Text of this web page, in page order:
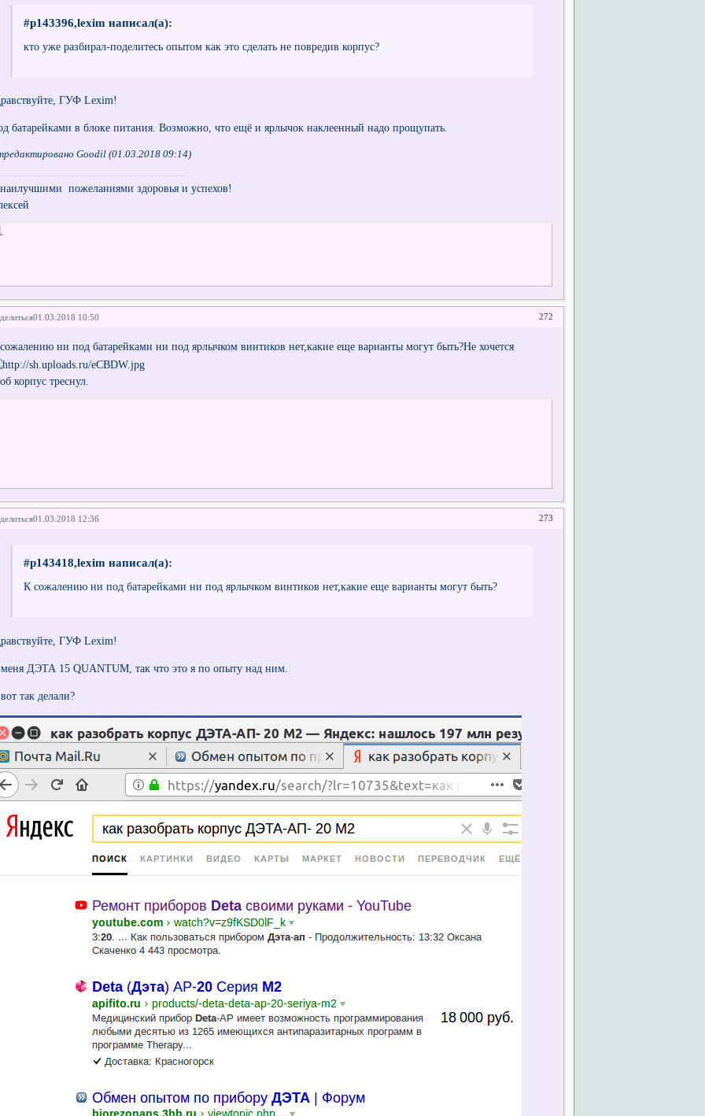
#p143396,lexim написал(а):
кто уже разбирал-поделитесь опытом как это сделать не повредив корпус?
ГУФ Lexim!
батарейками в блоке питания. Возможно, что ещё и ярлычок наклеенный надо прощупать.
Goodil (01.03.2018 09:14)
пожеланиями здоровья и успехов!
272
01.03.2018 10:50
ни под батарейками ни под ярлычком винтиков нет,какие еще варианты могут быть?Не хочется
корпус треснул.
273
01.03.2018 12:36
#p143418,lexim написал(а):
К сожалению ни под батарейками ни под ярлычком винтиков нет,какие еще варианты могут быть?
ГУФ Lexim!
ДЭТА 15 QUANTUM, так что это я по опыту над ним.
так делали?